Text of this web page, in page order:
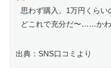
思わず購入。1万円くら
どこれで充分だ〜……か
出典：SNS口コミより